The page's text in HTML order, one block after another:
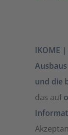
IKOME
und die
das auf